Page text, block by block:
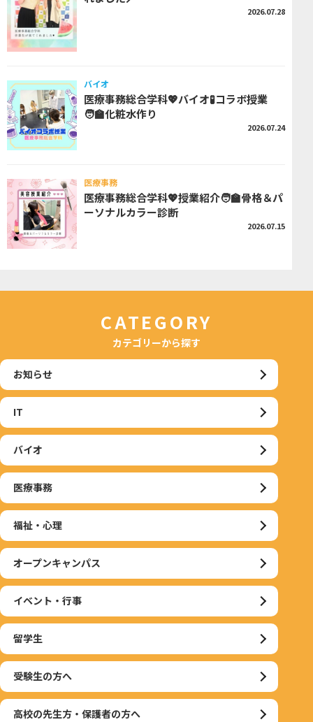
2026.07.28
バイオ
医療事務総合学科💖バイオ🧪コラボ授業
🧑‍🏫化粧水作り
2026.07.24
医療事務
医療事務総合学科💖授業紹介🧑‍🏫骨格＆パ
ーソナルカラー診断
2026.07.15
CATEGORY
カテゴリーから探す
お知らせ
IT
バイオ
医療事務
福祉・心理
オープンキャンパス
イベント・行事
留学生
受験生の方へ
高校の先生方・保護者の方へ